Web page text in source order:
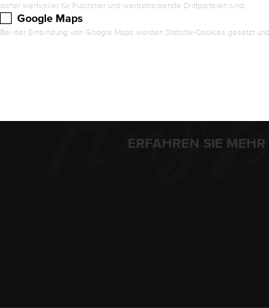
ERFAHREN SIE
daher wertvoller für Publisher und werbetreibende Drittparteien sind.
Google Maps
Bei der Einbindung von Google Maps werden Statistik-Cookies gesetzt